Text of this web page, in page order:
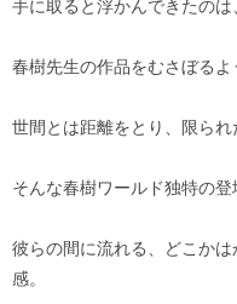
手に取ると浮かんできたのは
春樹先生の作品をむさぼるよ
世間とは距離をとり、限ら
そんな春樹ワールド独特の登
彼らの間に流れる、どこか
感。